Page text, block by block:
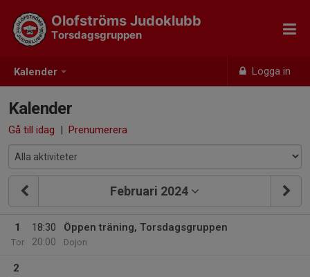
Kalender Logga in
Olofströms Judoklubb
Torsdagsgruppen
Kalender
Gå till idag | Prenumerera
Februari 2024
1
Tor
18:30
20:00
Öppen träning, Torsdagsgruppen
Dojon
2